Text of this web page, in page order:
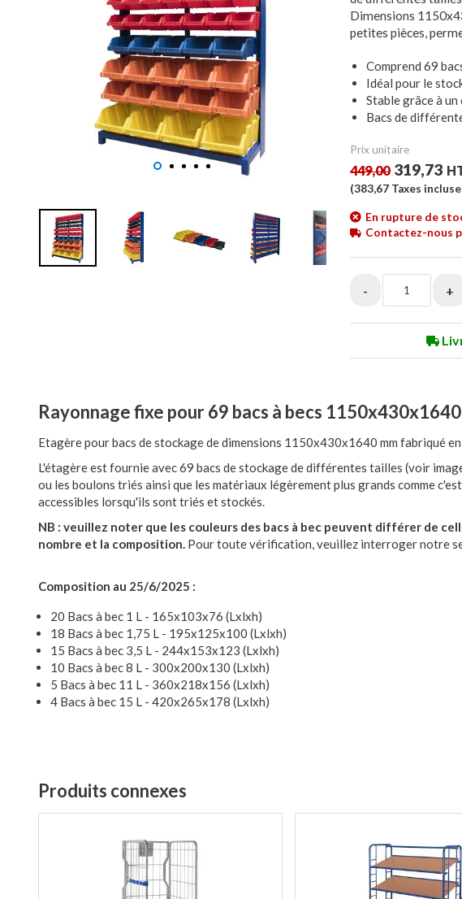
Dimensions
petites pièces,
Comprend 69
Idéal pour le
Stable grâce à un
Bacs de
Prix unitaire
449,00 319,73
(383,67 Taxes
En rupture de
Contactez-nous
- +
Rayonnage fixe pour 69 bacs à becs
Etagère pour bacs de stockage de dimensions 1150x430x1640 mm fabriqué
L'étagère est fournie avec 69 bacs de stockage de différentes tailles (voir
ou les boulons triés ainsi que les matériaux légèrement plus grands comme
accessibles lorsqu'ils sont triés et stockés.
NB : veuillez noter que les couleurs des bacs à bec peuvent différer de
nombre et la composition. Pour toute vérification, veuillez interroger notre
Composition au 25/6/2025 :
20 Bacs à bec 1 L - 165x103x76 (Lxlxh)
18 Bacs à bec 1,75 L - 195x125x100 (Lxlxh)
15 Bacs à bec 3,5 L - 244x153x123 (Lxlxh)
10 Bacs à bec 8 L - 300x200x130 (Lxlxh)
5 Bacs à bec 11 L - 360x218x156 (Lxlxh)
4 Bacs à bec 15 L - 420x265x178 (Lxlxh)
Produits connexes